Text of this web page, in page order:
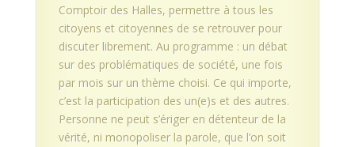
Comptoir des Halles, permettre à tous les
citoyens et citoyennes de se retrouver pour
discuter librement. Au programme : un débat
sur des problématiques de société, une fois
par mois sur un thème choisi. Ce qui importe,
c’est la participation des un(e)s et des autres.
Personne ne peut s’ériger en détenteur de la
vérité, ni monopoliser la parole, que l’on soit